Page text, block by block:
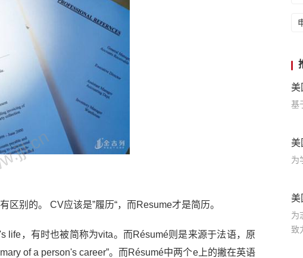
别的。 CV应该是”履历“，而Resume才是简历。
life，有时也被简称为vita。而Résumé则是来源于法语，原
of a person's career”。而Résumé中两个e上的撇在英语
美
美
美